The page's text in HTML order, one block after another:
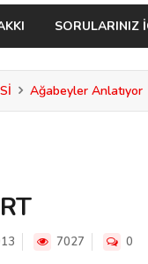
SORULARINIZ
Ağabeyler Anlatıyor
7027 0